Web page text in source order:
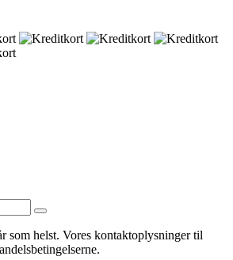
som helst. Vores kontaktoplysninger til